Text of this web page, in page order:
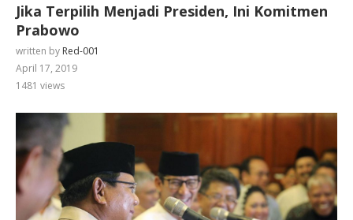
Jika Terpilih Menjadi Presiden, Ini Komitmen
Prabowo
written by Red-001
April 17, 2019
1481 views